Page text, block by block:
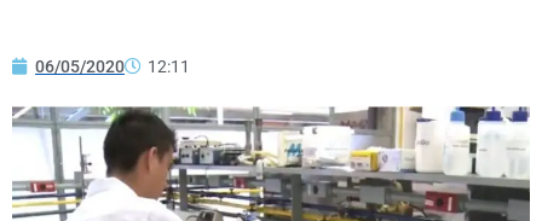
06/05/2020 12:11